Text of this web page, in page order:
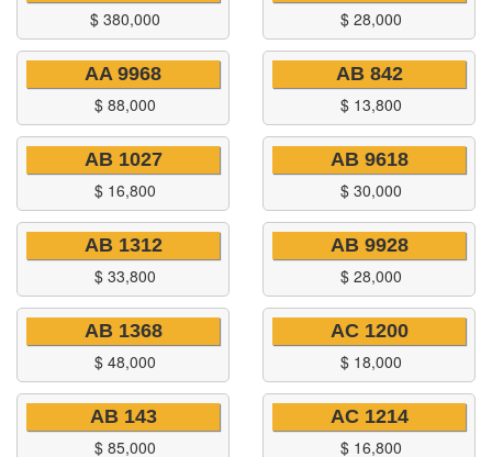
$ 380,000
AA 9968
$ 88,000
AB 1027
$ 16,800
AB 1312
$ 33,800
AB 1368
$ 48,000
AB 143
$ 85,000
$ 28,000
AB 842
$ 13,800
AB 9618
$ 30,000
AB 9928
$ 28,000
AC 1200
$ 18,000
AC 1214
$ 16,800